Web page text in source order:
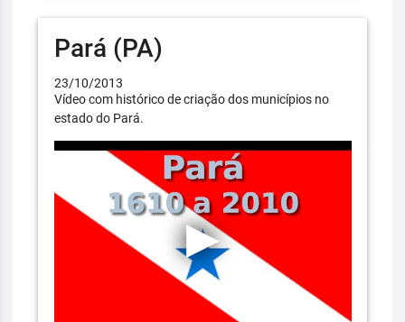
Pará (PA)
23/10/2013
Vídeo com histórico de criação dos municípios no
estado do Pará.